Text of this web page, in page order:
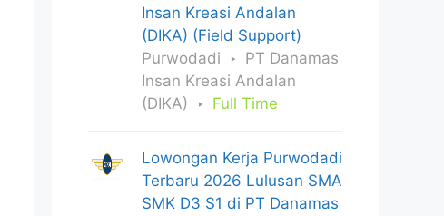
Insan Kreasi Andalan
(DIKA) (Field Support)
Purwodadi
PT Danamas
Insan Kreasi Andalan
(DIKA)
Full Time
Lowongan Kerja Purwodadi
Terbaru 2026 Lulusan SMA
SMK D3 S1 di PT Danamas